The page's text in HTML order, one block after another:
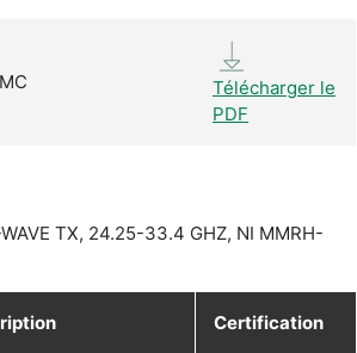
Télécharger le
PDF
TX, 24.25-33.4 GHZ, NI MMRH-
Certification